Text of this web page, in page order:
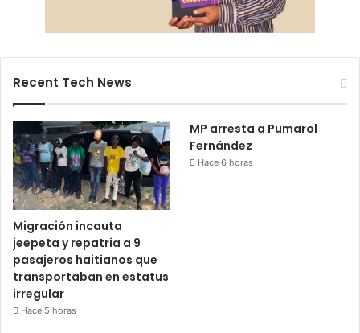
Recent Tech News
Migración incauta
jeepeta y repatria a 9
pasajeros haitianos que
transportaban en estatus
irregular
Hace 5 horas
MP arresta a Pumarol
Fernández
Hace 6 horas